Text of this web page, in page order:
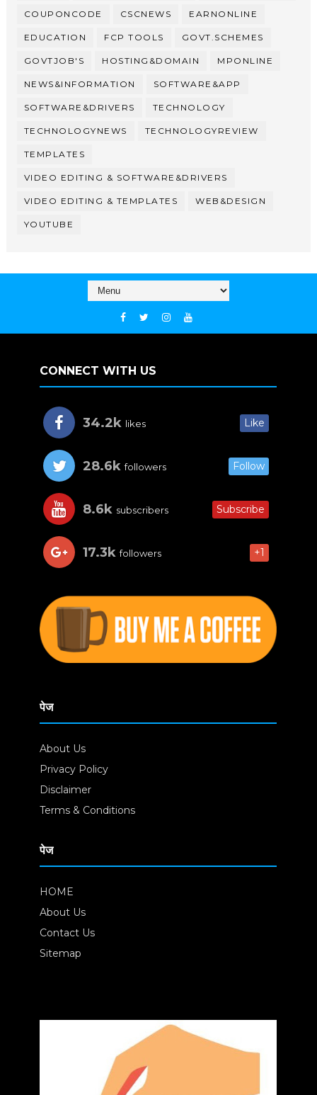
COUPONCODE CSCNEWS EARNONLINE
EDUCATION FCP TOOLS GOVT.SCHEMES
GOVTJOB'S HOSTING&DOMAIN MPONLINE
NEWS&INFORMATION SOFTWARE&APP
SOFTWARE&DRIVERS TECHNOLOGY
TECHNOLOGYNEWS TECHNOLOGYREVIEW
TEMPLATES
VIDEO EDITING & SOFTWARE&DRIVERS
VIDEO EDITING & TEMPLATES WEB&DESIGN
YOUTUBE
CONNECT WITH US
34.2k likes Like
28.6k followers Follow
8.6k subscribers Subscribe
17.3k followers +1
पेज
About Us
Privacy Policy
Disclaimer
Terms & Conditions
पेज
HOME
About Us
Contact Us
Sitemap